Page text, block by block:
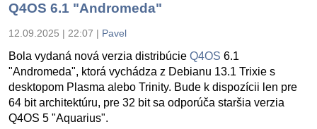
Q4OS 6.1 "Andromeda"
12.09.2025 | 22:07 | Pavel
Bola vydaná nová verzia distribúcie Q4OS 6.1
"Andromeda", ktorá vychádza z Debianu 13.1 Trixie s
desktopom Plasma alebo Trinity. Bude k dispozícii len pre
64 bit architektúru, pre 32 bit sa odporúča staršia verzia
Q4OS 5 "Aquarius".